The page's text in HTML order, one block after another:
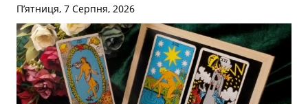
П’ятниця, 7 Серпня, 2026